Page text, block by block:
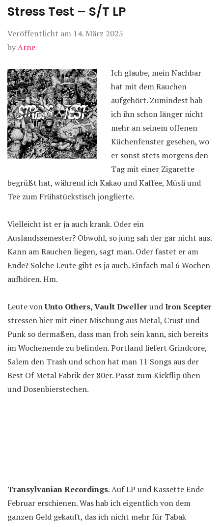
Stress Test – S/T LP
Veröffentlicht am 14. März 2025
byArne
Ich glaube, mein Nachbar
hat mit dem Rauchen
aufgehört. Zumindest hab
ich ihn schon länger nicht
mehr an seinem offenen
Küchenfenster gesehen, wo
er sonst stets morgens den
Tag mit einer Zigarette
begrüßt hat, während ich Kakao und Kaffee, Müsli und
Tee zum Frühstückstisch jonglierte.
Vielleicht ist er ja auch krank. Oder ein
Auslandssemester? Obwohl, so jung sah der gar nicht aus.
Kann am Rauchen liegen, sagt man. Oder fastet er am
Ende? Solche Leute gibt es ja auch. Einfach mal 6 Wochen
aufhören. Hm.
Leute vonUnto Others, Vault DwellerundIron Scepter
stressen hier mit einer Mischung aus Metal, Crust und
Punk so dermaßen, dass man froh sein kann, sich bereits
im Wochenende zu befinden. Portland liefert Grindcore,
Salem den Trash und schon hat man 11 Songs aus der
Best Of Metal Fabrik der 80er. Passt zum Kickflip üben
und Dosenbierstechen.
Transylvanian Recordings. Auf LP und Kassette Ende
Februar erschienen. Was hab ich eigentlich von dem
ganzen Geld gekauft, das ich nicht mehr für Tabak